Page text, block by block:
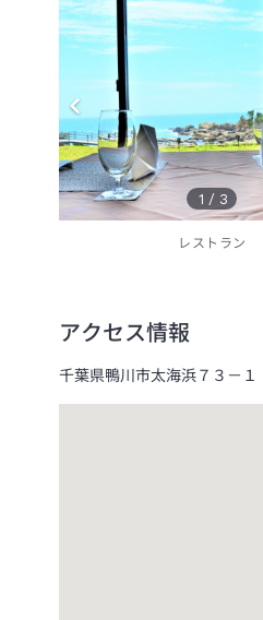
1 / 3
レストラン
アクセス情報
千葉県鴨川市太海浜７３－１